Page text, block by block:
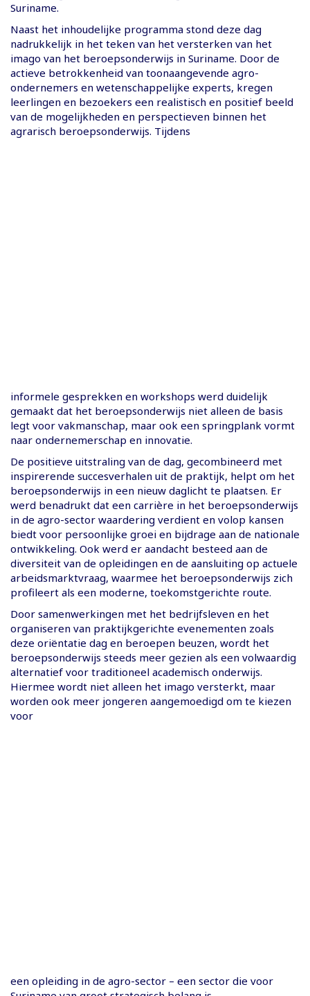
Suriname.
Naast het inhoudelijke programma stond deze dag
nadrukkelijk in het teken van het versterken van het
imago van het beroepsonderwijs in Suriname. Door de
actieve betrokkenheid van toonaangevende agro-
ondernemers en wetenschappelijke experts, kregen
leerlingen en bezoekers een realistisch en positief beeld
van de mogelijkheden en perspectieven binnen het
agrarisch beroepsonderwijs. Tijdens
informele gesprekken en workshops werd duidelijk
gemaakt dat het beroepsonderwijs niet alleen de basis
legt voor vakmanschap, maar ook een springplank vormt
naar ondernemerschap en innovatie.
De positieve uitstraling van de dag, gecombineerd met
inspirerende succesverhalen uit de praktijk, helpt om het
beroepsonderwijs in een nieuw daglicht te plaatsen. Er
werd benadrukt dat een carrière in het beroepsonderwijs
in de agro-sector waardering verdient en volop kansen
biedt voor persoonlijke groei en bijdrage aan de nationale
ontwikkeling. Ook werd er aandacht besteed aan de
diversiteit van de opleidingen en de aansluiting op actuele
arbeidsmarktvraag, waarmee het beroepsonderwijs zich
profileert als een moderne, toekomstgerichte route.
Door samenwerkingen met het bedrijfsleven en het
organiseren van praktijkgerichte evenementen zoals
deze oriëntatie dag en beroepen beuzen, wordt het
beroepsonderwijs steeds meer gezien als een volwaardig
alternatief voor traditioneel academisch onderwijs.
Hiermee wordt niet alleen het imago versterkt, maar
worden ook meer jongeren aangemoedigd om te kiezen
voor
een opleiding in de agro-sector – een sector die voor